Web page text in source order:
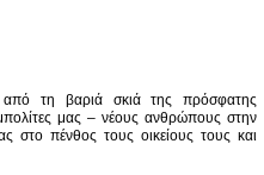
τη βαριά σκιά της πρόσφατης
μας – νέους ανθρώπους στην
στο πένθος τους οικείους τους και